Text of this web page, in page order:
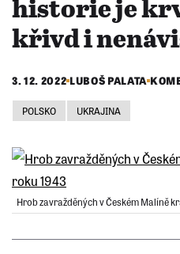
historie je
křivd i
3. 12. 2022 LUBOŠ PALATA
POLSKO UKRAJINA
Hrob zavražděných v Českém Malíně